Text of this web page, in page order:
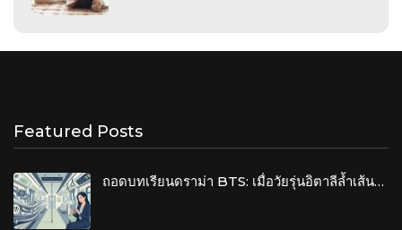
Featured Posts
ถอดบทเรียนดราม่า BTS: เมื่อวัยรุ่นอิตาลีล้ำเส้น…